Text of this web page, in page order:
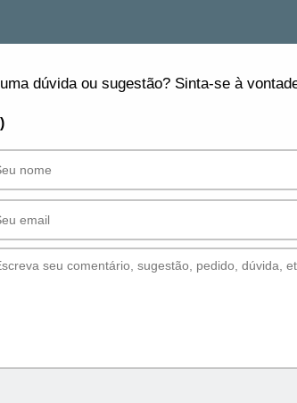
dúvida ou sugestão? Sinta-se à